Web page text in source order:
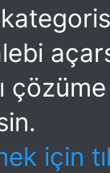
çözüme
için